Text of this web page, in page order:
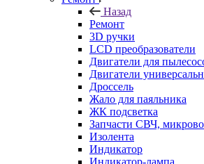
Назад
Ремонт
3D ручки
LCD преобразователи
Двигатели для
Двигатели
Дроссель
Жало для паяльника
ЖК подсветка
Запчасти СВЧ,
Изолента
Индикатор
Индикатор-лампа